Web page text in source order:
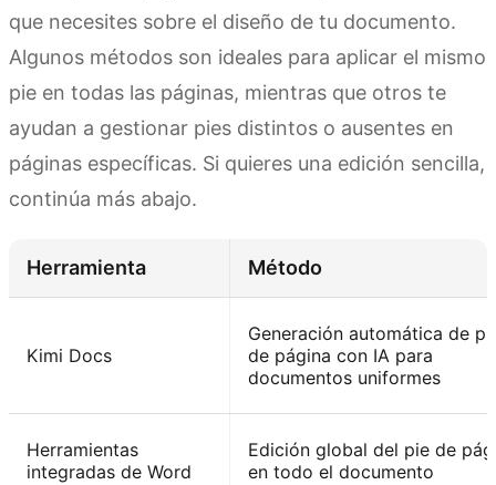
que necesites sobre el diseño de tu documento.
Algunos métodos son ideales para aplicar el mismo
pie en todas las páginas, mientras que otros te
ayudan a gestionar pies distintos o ausentes en
páginas específicas. Si quieres una edición sencilla,
continúa más abajo.
Herramienta Método
Kimi Docs
Generación automática de
de página con IA para
documentos uniformes
Herramientas
integradas de Word
Edición global del pie de
en todo el documento